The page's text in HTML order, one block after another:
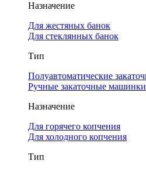
Назначение
Для жестяных банок
Для стеклянных банок
Тип
Полуавтоматические
Ручные закаточные машинки
Назначение
Для горячего копчения
Для холодного копчения
Тип